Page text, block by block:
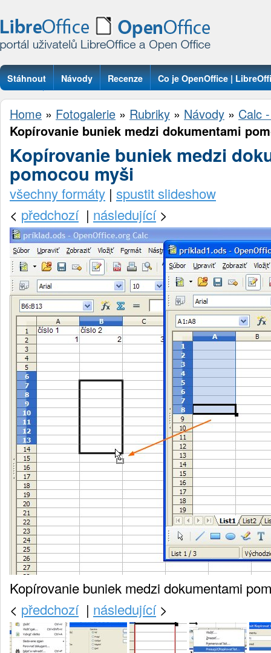
Stáhnout Návody Recenze Co je OpenOffice |
Otázky
Home » Fotogalerie » Rubriky » Návody » Calc
Kopírovanie buniek medzi dokumentami
Kopírovanie buniek medzi
pomocou myši
všechny formáty | spustit slideshow
< předchozí| následující>
Kopírovanie buniek medzi dokumentami
< předchozí| následující>